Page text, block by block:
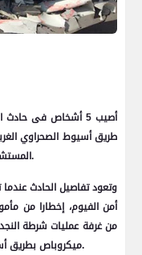
أصيب 5 أشخاص فى
طريق أسيوط الصحراوي
المستشفى لتلقي العلاج اللازم ، وتحرر محضر بالواقعة.
وتعود تفاصيل الحادث عندما
أمن الفيوم، إخطارا من
من غرفة عمليات شرطة
ميكروباص بطريق أسيوط الصحراوي ، بدائرة المركز ، ووجود مصابين.